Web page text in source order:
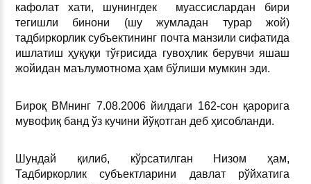
кафолат хати, шунингдек муассислардан бири
тегишли бинони (шу жумладан турар жой)
тадбиркорлик субъектининг почта манзили сифатида
ишлатиш ҳуқуқи тўғрисида гувоҳлик берувчи яшаш
жойидан маълумотнома ҳам бўлиши мумкин эди.
Бироқ ВМнинг 7.08.2006 йилдаги 162-сон қарорига
мувофиқ банд ўз кучини йўқотган деб ҳисобланди.
Шундай қилиб, кўрсатилган Низом ҳам,
Тадбиркорлик субъектларини давлат рўйхатига